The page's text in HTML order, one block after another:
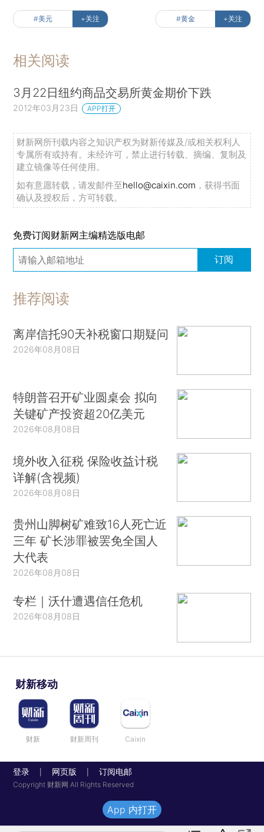
#美元 +关注 #黄金 +关注
相关阅读
3月22日纽约商品交易所黄金期价下跌
2012年03月23日 APP打开
财新网所刊载内容之知识产权为财新传媒及/或相关权利人
专属所有或持有。未经许可，禁止进行转载、摘编、复制及
建立镜像等任何使用。
如有意愿转载，请发邮件至hello@caixin.com ，获得书面
确认及授权后，方可转载。
免费订阅财新网主编精选版电邮
订阅
推荐阅读
离岸信托90天补税窗口期疑问
2026年08月08日
特朗普召开矿业圆桌会 拟向
关键矿产投资超20亿美元
2026年08月08日
境外收入征税 保险收益计税
详解(含视频)
2026年08月08日
贵州山脚树矿难致16人死亡近
三年 矿长涉罪被罢免全国人
大代表
2026年08月08日
专栏｜沃什遭遇信任危机
2026年08月08日
财新移动
财新 财新周刊 Caixin
登录 网页版 订阅电邮
Copyright 财新网 All Rights Reserved
App 内打开